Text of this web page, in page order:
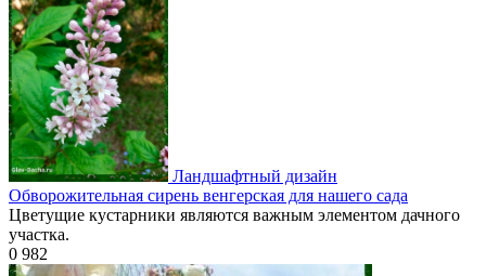
Ландшафтный дизайн
Обворожительная сирень венгерская для нашего сада
Цветущие кустарники являются важным элементом дачного
участка.
0 982